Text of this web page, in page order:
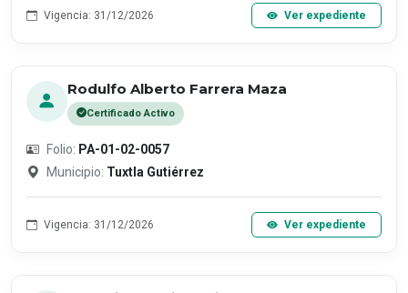
Vigencia: 31/12/2026 Ver expediente
Rodulfo Alberto Farrera Maza
Certificado Activo
Folio: PA-01-02-0057
Municipio: Tuxtla Gutiérrez
Vigencia: 31/12/2026 Ver expediente